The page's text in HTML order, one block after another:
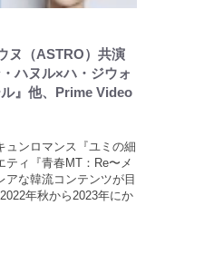
ヌ（ASTRO）共演
ハヌル×ハ・ジウォ
』他、Prime Video
ュンロマンス『ユミの細
ティ『青春MT：Re〜メ
アな韓流コンテンツが目
年秋から2023年にか